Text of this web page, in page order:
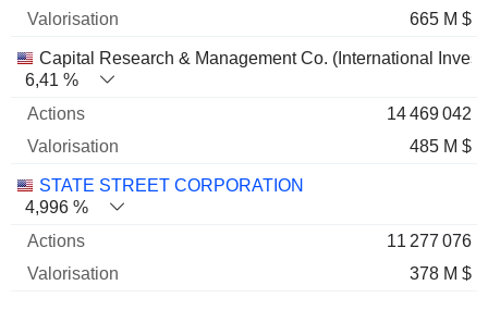
665 M $
Capital Research & Management Co. (International
6,41 %
14 469 042
485 M $
STATE STREET CORPORATION
4,996 %
11 277 076
378 M $